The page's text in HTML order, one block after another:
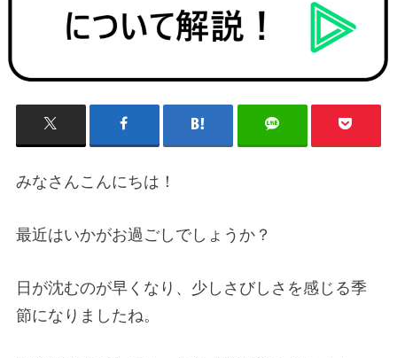
みなさんこんにちは！
最近はいかがお過ごしでしょうか？
日が沈むのが早くなり、少しさびしさを感じる季
節になりましたね。